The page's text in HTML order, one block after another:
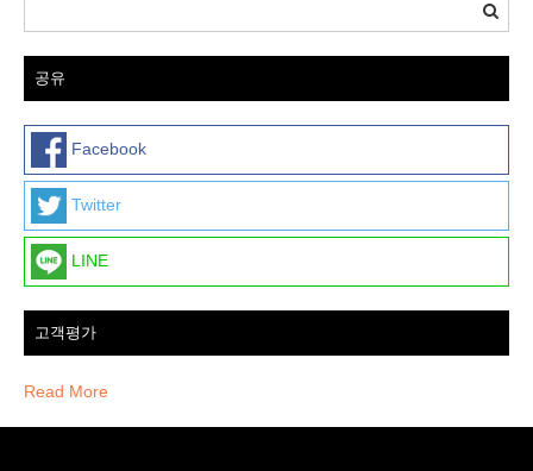
공유
Facebook
Twitter
LINE
고객평가
Read More